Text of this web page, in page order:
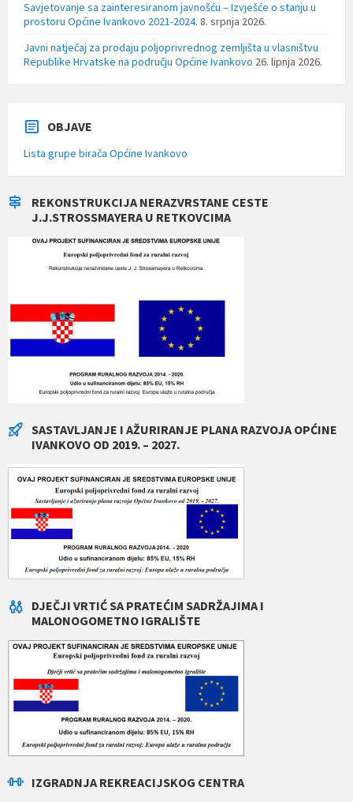
Savjetovanje sa zainteresiranom javnošću – Izvješće o stanju u
prostoru Općine Ivankovo 2021-2024. 8. srpnja 2026.
Javni natječaj za prodaju poljoprivrednog zemljišta u vlasništvu
Republike Hrvatske na području Općine Ivankovo 26. lipnja 2026.
OBJAVE
Lista grupe birača Općine Ivankovo
REKONSTRUKCIJA NERAZVRSTANE CESTE
J.J.STROSSMAYERA U RETKOVCIMA
SASTAVLJANJE I AŽURIRANJE PLANA RAZVOJA OPĆINE
IVANKOVO OD 2019. – 2027.
DJEČJI VRTIĆ SA PRATEĆIM SADRŽAJIMA I
MALONOGOMETNO IGRALIŠTE
IZGRADNJA REKREACIJSKOG CENTRA